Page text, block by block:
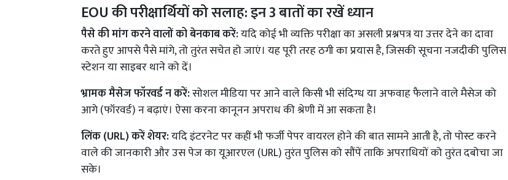
EOU की परीक्षार्थियों को सलाह: इन 3 बातों का रखें ध्यान
पैसे की मांग करने वालों को बेनकाब करें:यदि कोई भी व्यक्ति परीक्षा का असली प्रश्नपत्र या उत्तर देने का दावा
करते हुए आपसे पैसे मांगे, तो तुरंत सचेत हो जाएं। यह पूरी तरह ठगी का प्रयास है, जिसकी सूचना नजदीकी पुलिस
स्टेशन या साइबर थाने को दें।
भ्रामक मैसेज फॉरवर्ड न करें:सोशल मीडिया पर आने वाले किसी भी संदिग्ध या अफवाह फैलाने वाले मैसेज को
आगे (फॉरवर्ड) न बढ़ाएं। ऐसा करना कानूनन अपराध की श्रेणी में आ सकता है।
लिंक (URL) करें शेयर:यदि इंटरनेट पर कहीं भी फर्जी पेपर वायरल होने की बात सामने आती है, तो पोस्ट करने
वाले की जानकारी और उस पेज का यूआरएल (URL) तुरंत पुलिस को सौंपें ताकि अपराधियों को तुरंत दबोचा जा
सके।